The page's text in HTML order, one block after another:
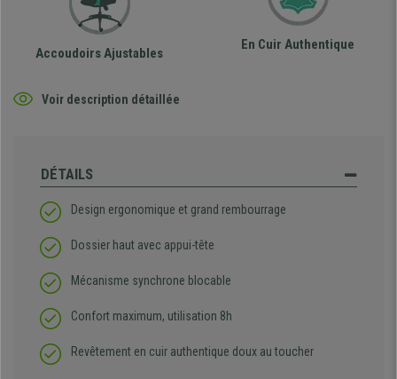
Accoudoirs Ajustables
En Cuir Authentique
Voir description détaillée
DÉTAILS
Design ergonomique et grand rembourrage
Dossier haut avec appui-tête
Mécanisme synchrone blocable
Confort maximum, utilisation 8h
Revêtement en cuir authentique doux au toucher